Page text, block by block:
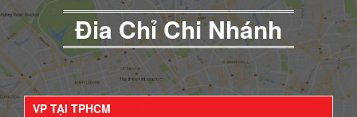
Đia Chỉ Chi Nhánh
VP TẠI TPHCM